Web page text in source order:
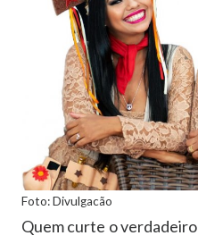
Foto: Divulgacão
Quem curte o verdadeiro